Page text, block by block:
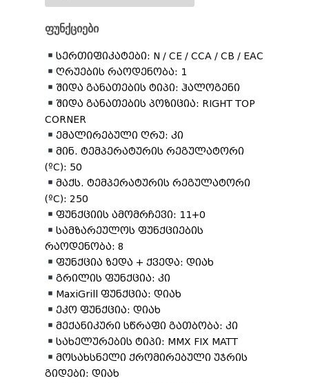
ფუნქციები
სერთიფიკატები: N / CE / CCA / CB / EAC
ღრუების რაოდენობა: 1
შიდა განათების ტიპი: ჰალოგენი
შიდა განათების პოზიცია: RIGHT TOP
CORNER
ემალირებული ღრუ: კი
მინ. ტემპერატურის რეგულატორი
(ºC): 50
მაქს. ტემპერატურის რეგულატორი
(ºC): 250
ფუნქციის ამომრჩევი: 11+0
სამზარეულოს ფუნქციების
რაოდენობა: 8
ფუნქცია ზედა + ქვედა: დიახ
გრილის ფუნქცია: კი
MaxiGrill ფუნქცია: დიახ
ეკო ფუნქცია: დიახ
მექანიკური სწრაფი გათბობა: კი
სახელურების ტიპი: MMX FIX MATT
მოსახსნელი ქრომირებული უჯრის
გიდები: დიახ